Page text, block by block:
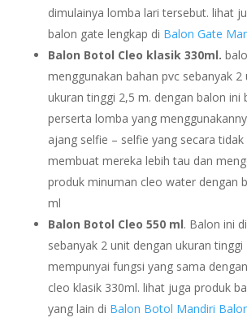
dimulainya lomba lari tersebut. lihat
balon gate lengkap di Balon Gate
Balon Botol Cleo klasik 330ml.
menggunakan bahan pvc sebanyak 2
ukuran tinggi 2,5 m. dengan balon ini
perserta lomba yang
ajang selfie – selfie yang secara tidak
membuat mereka lebih tau dan
produk minuman cleo water dengan
ml
Balon Botol Cleo 550 ml. Balon ini
sebanyak 2 unit dengan ukuran tinggi
mempunyai fungsi yang sama
cleo klasik 330ml. lihat juga produk
yang lain di Balon Botol Mandiri